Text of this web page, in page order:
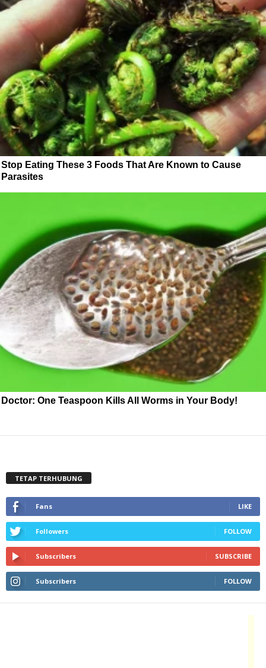
Stop Eating These 3 Foods That Are Known to Cause
Parasites
Doctor: One Teaspoon Kills All Worms in Your Body!
TETAP TERHUBUNG
Fans LIKE
Followers FOLLOW
Subscribers SUBSCRIBE
Subscribers FOLLOW